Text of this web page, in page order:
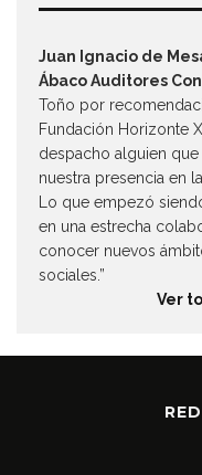
Juan Ignacio de
Ábaco Auditores
Toño por
Fundación Horizonte
despacho alguien
nuestra presencia en
Lo que empezó
en una estrecha
conocer nuevos
sociales.”
Ver